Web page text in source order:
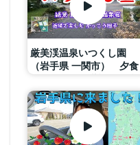
厳美渓温泉いつくし園
（岩手県 一関市） 夕食
厳美渓 かっこう団子購入